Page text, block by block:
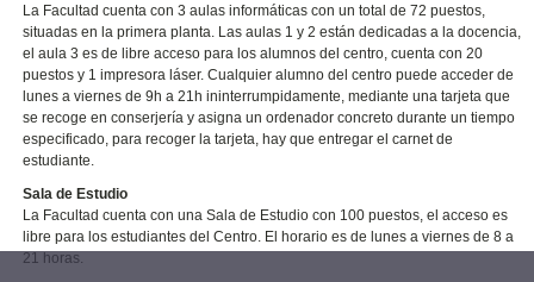
La Facultad cuenta con 3 aulas informáticas con un total de 72 puestos,
situadas en la primera planta. Las aulas 1 y 2 están dedicadas a la docencia,
el aula 3 es de libre acceso para los alumnos del centro, cuenta con 20
puestos y 1 impresora láser. Cualquier alumno del centro puede acceder de
lunes a viernes de 9h a 21h ininterrumpidamente, mediante una tarjeta que
se recoge en conserjería y asigna un ordenador concreto durante un tiempo
especificado, para recoger la tarjeta, hay que entregar el carnet de
estudiante.
Sala de Estudio
La Facultad cuenta con una Sala de Estudio con 100 puestos, el acceso es
libre para los estudiantes del Centro. El horario es de lunes a viernes de 8 a
21 horas.